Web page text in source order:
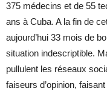
375 médecins et de 55
ans à Cuba. A la fin de
aujourd’hui 33 mois de
situation indescriptible.
pullulent les réseaux
faiseurs d’opinion,